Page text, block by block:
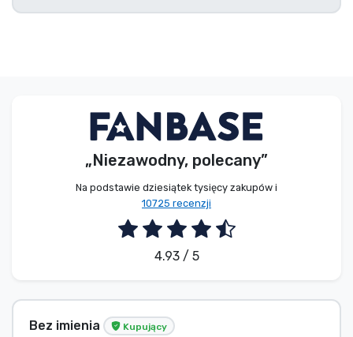
„Niezawodny, polecany”
Na podstawie dziesiątek tysięcy zakupów i
10725 recenzji
4.93 / 5
Bez imienia Kupujący